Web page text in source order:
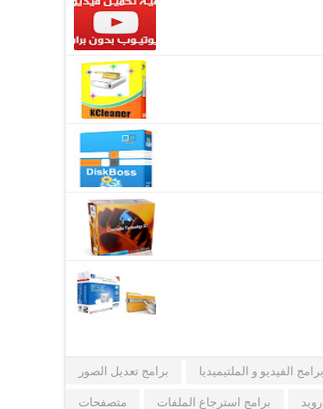
برامج تعديل الصور برامج الفيديو و الملتيميديا
متصفحات برامج استرجاع الملفات